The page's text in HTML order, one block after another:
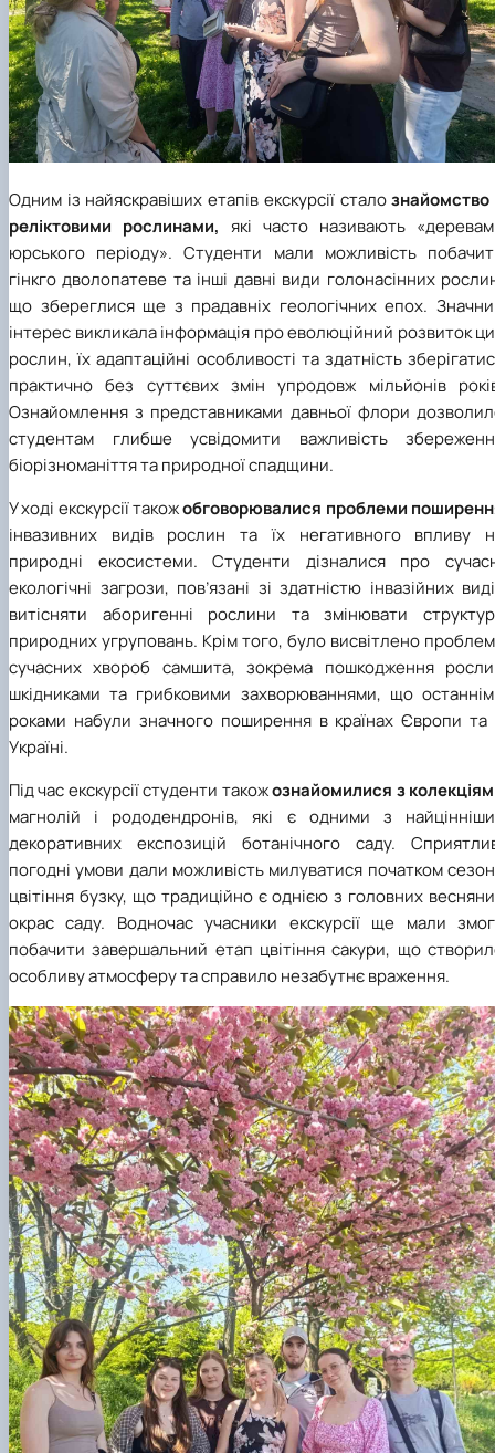
Одним із найяскравіших етапів екскурсії сталознайомство
реліктовими рослинами, які часто називають
юрського періоду». Студенти мали можливість
гінкго дволопатеве та інші давні види голонасінних
що збереглися ще з прадавніх геологічних епох.
інтерес викликала інформація про еволюційний розвиток
рослин, їх адаптаційні особливості та здатність
практично без суттєвих змін упродовж мільйонів
Ознайомлення з представниками давньої флори
студентам глибше усвідомити важливість
біорізноманіття та природної спадщини.
У ході екскурсії такожобговорювалися проблеми
інвазивних видів рослин та їх негативного впливу
природні екосистеми. Студенти дізналися про
екологічні загрози, пов’язані зі здатністю інвазійних
витісняти аборигенні рослини та змінювати
природних угруповань. Крім того, було висвітлено
сучасних хвороб самшита, зокрема пошкодження
шкідниками та грибковими захворюваннями, що
роками набули значного поширення в країнах Європи та
Україні.
Під час екскурсії студенти такожознайомилися з
магнолій і рододендронів, які є одними з
декоративних експозицій ботанічного саду.
погодні умови дали можливість милуватися початком
цвітіння бузку, що традиційно є однією з головних
окрас саду. Водночас учасники екскурсії ще мали
побачити завершальний етап цвітіння сакури, що
особливу атмосферу та справило незабутнє враження.